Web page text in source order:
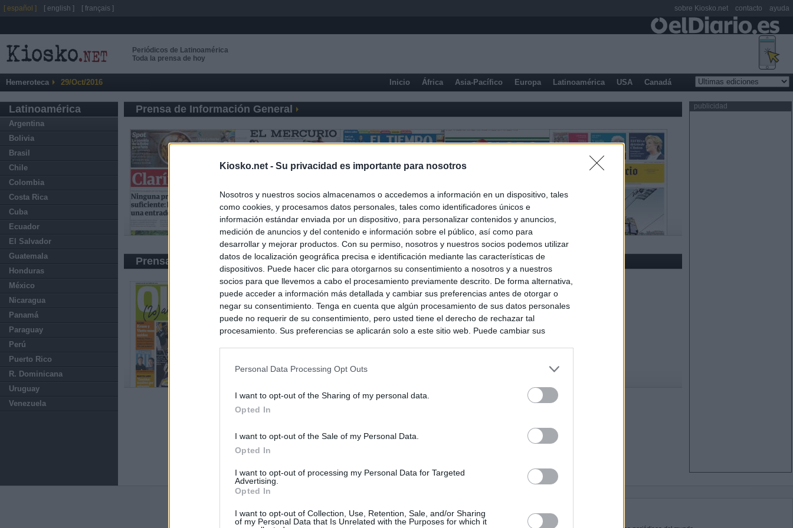
Kiosko.net - Su privacidad es importante para nosotros
Nosotros y nuestros socios almacenamos o accedemos a información en un dispositivo, tales
como cookies, y procesamos datos personales, tales como identificadores únicos e
información estándar enviada por un dispositivo, para personalizar contenidos y anuncios,
medición de anuncios y del contenido e información sobre el público, así como para
desarrollar y mejorar productos. Con su permiso, nosotros y nuestros socios podemos utilizar
datos de localización geográfica precisa e identificación mediante las características de
dispositivos. Puede hacer clic para otorgarnos su consentimiento a nosotros y a nuestros
socios para que llevemos a cabo el procesamiento previamente descrito. De forma alternativa,
puede acceder a información más detallada y cambiar sus preferencias antes de otorgar o
negar su consentimiento. Tenga en cuenta que algún procesamiento de sus datos personales
puede no requerir de su consentimiento, pero usted tiene el derecho de rechazar tal
procesamiento. Sus preferencias se aplicarán solo a este sitio web. Puede cambiar sus
Personal Data Processing Opt Outs
I want to opt-out of the Sharing of my personal data.
Opted In
I want to opt-out of the Sale of my Personal Data.
Opted In
I want to opt-out of processing my Personal Data for Targeted
Advertising.
Opted In
I want to opt-out of Collection, Use, Retention, Sale, and/or Sharing
of my Personal Data that Is Unrelated with the Purposes for which it
Periódicos de Latinoamérica
Toda la prensa de hoy
Hemeroteca 29/Oct/2016 Inicio África Asia-Pacífico Europa Latinoamérica USA Canadá
Latinoamérica
Argentina
Bolivia
Brasil
Chile
Colombia
Costa Rica
Cuba
Ecuador
El Salvador
Guatemala
Honduras
México
Nicaragua
Panamá
Paraguay
Perú
Puerto Rico
R. Dominicana
Uruguay
Venezuela
publicidad
Prensa de Información General
Prensa Deportiva
[ español ] [ english ] [ français ] sobre Kiosko.net contacto ayuda